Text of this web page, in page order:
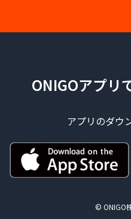
ONIGOアプリ
アプリのダウ
© ONIGO